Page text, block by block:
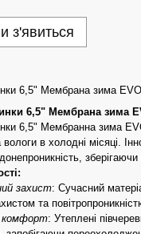
з'явиться
6,5" Мембрана зима
6,5" Мембрана зима
6,5" Мембранна зима
в холодні місяці.
захист: Сучасний
та
комфорт: Утеплені